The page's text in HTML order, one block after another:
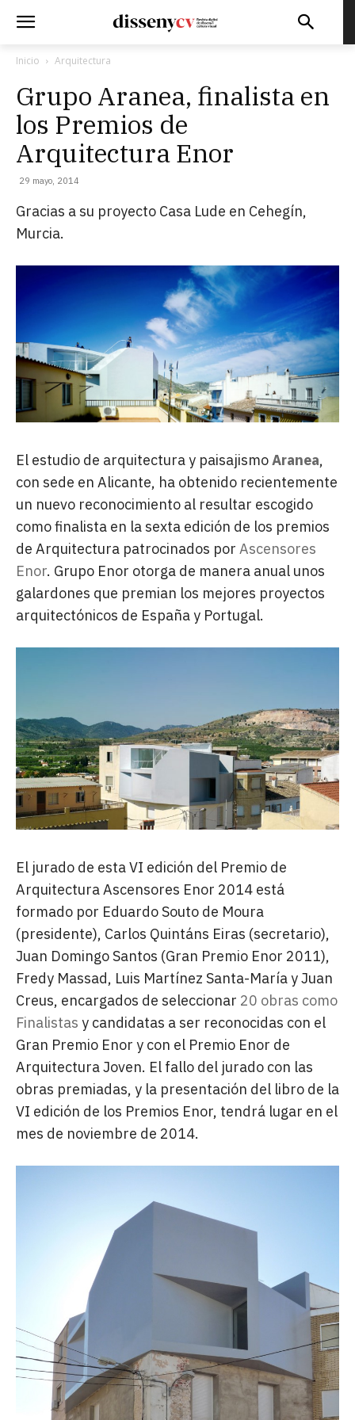
Inicio Arquitectura
Grupo Aranea, finalista en
los Premios de
Arquitectura Enor
29 mayo, 2014
Gracias a su proyecto Casa Lude en Cehegín,
Murcia.
El estudio de arquitectura y paisajismoAranea,
con sede en Alicante, ha obtenido recientemente
un nuevo reconocimiento al resultar escogido
como finalista en la sexta edición de los premios
de Arquitectura patrocinados por Ascensores
Enor. Grupo Enor otorga de manera anual unos
galardones que premian los mejores proyectos
arquitectónicos de España y Portugal.
El jurado de esta VI edición del Premio de
Arquitectura Ascensores Enor 2014 está
formado por Eduardo Souto de Moura
(presidente), Carlos Quintáns Eiras (secretario),
Juan Domingo Santos (Gran Premio Enor 2011),
Fredy Massad, Luis Martínez Santa-María y Juan
Creus, encargados de seleccionar 20 obras como
Finalistas y candidatas a ser reconocidas con el
Gran Premio Enor y con el Premio Enor de
Arquitectura Joven. El fallo del jurado con las
obras premiadas, y la presentación del libro de la
VI edición de los Premios Enor, tendrá lugar en el
mes de noviembre de 2014.